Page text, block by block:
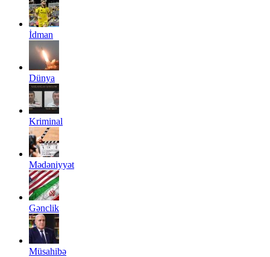
İdman
Dünya
Kriminal
Mədəniyyət
Gənclik
Müsahibə